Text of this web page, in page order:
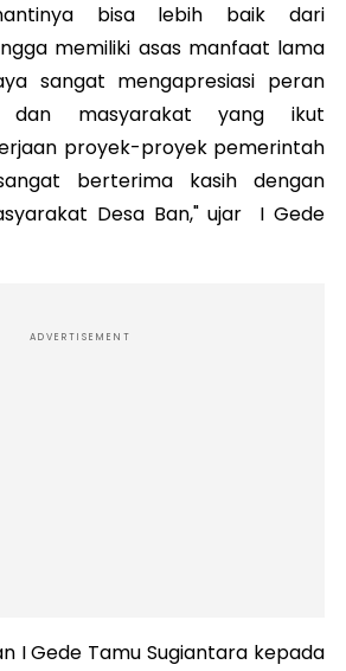
bisa lebih baik dari
memiliki asas manfaat lama
sangat mengapresiasi peran
dan masyarakat yang ikut
proyek-proyek pemerintah
berterima kasih dengan
Desa Ban," ujar I Gede
ADVERTISEMENT
I Gede Tamu Sugiantara kepada